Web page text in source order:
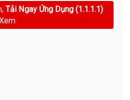
Tải Ngay Ứng Dụng (1.1.1.1)